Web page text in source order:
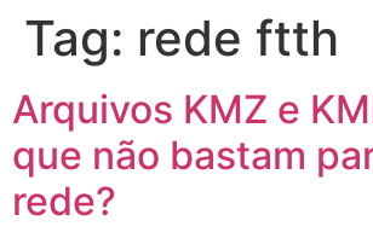
Tag: rede ftth
Arquivos KMZ e
que não bastam
rede?